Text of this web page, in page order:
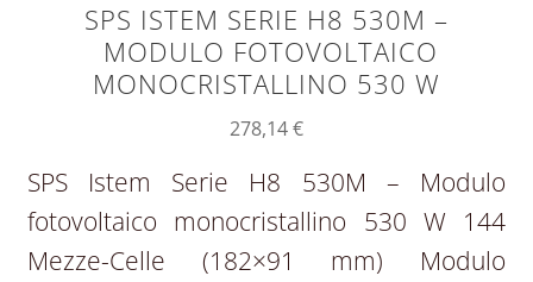
SPS ISTEM SERIE H8 530M –
MODULO FOTOVOLTAICO
MONOCRISTALLINO 530 W
278,14€
SPS Istem Serie H8 530M – Modulo
fotovoltaico monocristallino 530 W 144
Mezze-Celle (182×91 mm) Modulo